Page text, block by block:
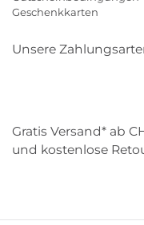
Geschenkkarten
Unsere
Gratis Versand* ab
und kostenlose